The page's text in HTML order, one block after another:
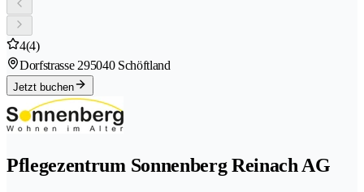
4(4)
Dorfstrasse 295040 Schöftland
Jetzt buchen
Pflegezentrum Sonnenberg Reinach AG